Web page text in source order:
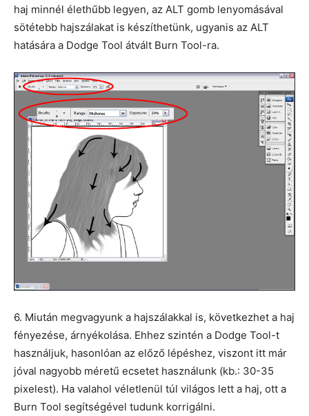
haj minnél élethűbb legyen, az ALT gomb lenyomásával
sötétebb hajszálakat is készíthetünk, ugyanis az ALT
hatására a Dodge Tool átvált Burn Tool-ra.
6. Miután megvagyunk a hajszálakkal is, következhet a haj
fényezése, árnyékolása. Ehhez szintén a Dodge Tool-t
használjuk, hasonlóan az előző lépéshez, viszont itt már
jóval nagyobb méretű ecsetet használunk (kb.: 30-35
pixelest). Ha valahol véletlenül túl világos lett a haj, ott a
Burn Tool segítségével tudunk korrigálni.